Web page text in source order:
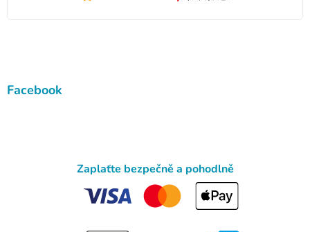
Facebook
Zaplaťte bezpečně a pohodlně